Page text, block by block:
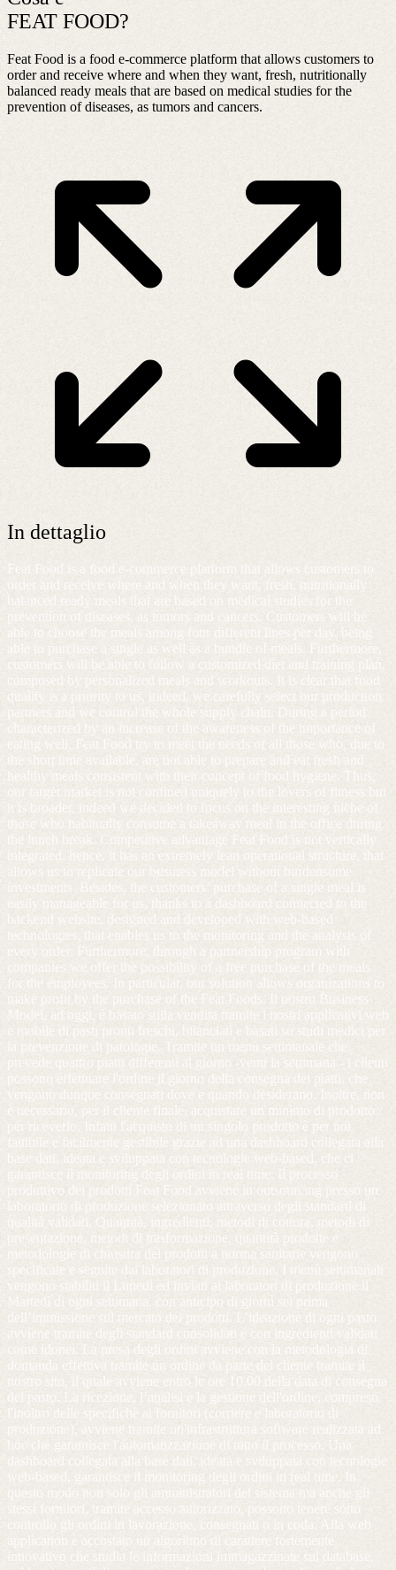
FEAT FOOD?
Feat Food is a food e-commerce platform that allows customers to
order and receive where and when they want, fresh, nutritionally
balanced ready meals that are based on medical studies for the
prevention of diseases, as tumors and cancers.
In dettaglio
Feat Food is a food e-commerce platform that allows customers to
order and receive where and when they want, fresh, nutritionally
balanced ready meals that are based on medical studies for the
prevention of diseases, as tumors and cancers. Customers will be
able to choose the meals among four different lines per day, being
able to purchase a single as well as a bundle of meals. Furthermore,
customers will be able to follow a customized diet and training plan,
composed by personalized meals and workouts. It is clear that food
quality is a priority to us, indeed, we carefully select our production
partners and we control the whole supply chain. During a period
characterized by an increase of the awareness of the importance of
eating well, Feat Food try to meet the needs of all those who, due to
the short time available, are not able to prepare and eat fresh and
healthy meals consistent with their concept of food hygiene. Thus,
our target market is not confined uniquely to the lovers of fitness but
it is broader, indeed we decided to focus on the interesting niche of
those who habitually consume a takeaway meal in the office during
the lunch break. Competitive advantage Feat Food is not vertically
integrated, hence, it has an extremely lean operational structure, that
allows us to replicate our business model without burdensome
investments. Besides, the customers’ purchase of a single meal is
easily manageable for us, thanks to a dashboard connected to the
backend website, designed and developed with web-based
technologies, that enables us to the monitoring and the analysis of
every order. Furthermore, through a partnership program with
companies we offer the possibility of a free purchase of the meals
for the employees. In particular, our solution allows organizations to
make profit by the purchase of the Feat Foods. Il nostro Business
Model, ad oggi, è basato sulla vendita tramite i nostri applicativi web
e mobile di pasti pronti freschi, bilanciati e basati su studi medici per
la prevenzione di patologie. Tramite un menù settimanale che
prevede quattro piatti differenti al giorno -venti la settimana - i clienti
possono effettuare l'ordine il giorno della consegna dei piatti, che
vengono dunque consegnati dove e quando desiderano. Inoltre, non
è necessario, per il cliente finale, acquistare un minimo di prodotto
per riceverlo. Infatti l'acquisto di un singolo prodotto è per noi
fattibile e facilmente gestibile grazie ad una dashboard collegata alla
base dati, ideata e sviluppata con tecnologie web-based, che ci
garantisce il monitoring degli ordini in real time. Il processo
produttivo dei prodotti Feat Food avviene in outsourcing presso un
laboratorio di produzione selezionato attraverso degli standard di
qualità validati. Quantità, ingredienti, metodi di cottura, metodi di
presentazione, metodi di trasformazione, quantità prodotte e
metodologie di chiusura dei prodotti a norma sanitarie vengono
specificate e seguite dai laboratori di produzione. I menù settimanali
vengono stabiliti il Lunedì ed inviati ai laboratori di produzione il
Martedì di ogni settimana, con anticipo di giorni sei prima
dell’immissione sul mercato dei prodotti. L’ideazione di ogni pasto
avviene tramite degli standard consolidati e con ingredienti validati
come idonei. La presa degli ordini avviene con la metodologia di
domanda effettiva tramite un ordine da parte del cliente tramite il
nostro sito, il quale avviene entro le ore 10.00 della data di consegna
del pasto. La ricezione, l’analisi e la gestione dell'ordine, compreso
l'inoltro delle specifiche ai fornitori (corriere e laboratorio di
produzione), avviene tramite un'infrastruttura software realizzata ad
hoc che garantisce l'automatizzazione di tutto il processo. Una
dashboard collegata alla base dati, ideata e sviluppata con tecnologie
web-based, garantisce il monitoring degli ordini in real time. In
questo modo non solo gli amministratori del sistema ma anche gli
stessi fornitori, tramite accesso autorizzato, possono tenere sotto
controllo gli ordini in lavorazione, consegnati o in coda. Alla web
application è accostato un algoritmo di carattere fortemente
innovativo che studia le informazioni immagazzinate sul database,